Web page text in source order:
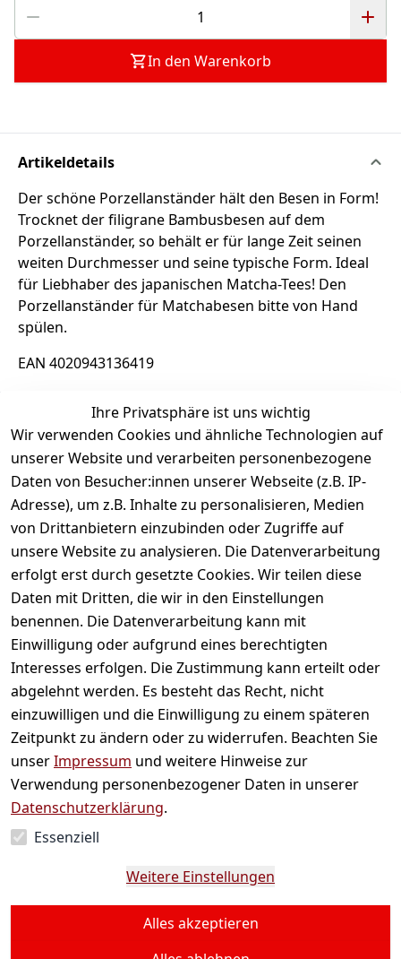
In den Warenkorb
Artikeldetails
Der schöne Porzellanständer hält den Besen in Form!
Trocknet der filigrane Bambusbesen auf dem
Porzellanständer, so behält er für lange Zeit seinen
weiten Durchmesser und seine typische Form. Ideal
für Liebhaber des japanischen Matcha-Tees! Den
Porzellanständer für Matchabesen bitte von Hand
spülen.
EAN 4020943136419
Rechtliche Informationen
Bambusmatte
3,49 €
Auf Lager
Hinzufügen
Dosierlöffel für
Ihre Privatsphäre ist uns wichtig
Wir verwenden Cookies und ähnliche Technologien auf
unserer Website und verarbeiten personenbezogene
Daten von Besucher:innen unserer Webseite (z.B. IP-
Adresse), um z.B. Inhalte zu personalisieren, Medien
von Drittanbietern einzubinden oder Zugriffe auf
unsere Website zu analysieren. Die Datenverarbeitung
erfolgt erst durch gesetzte Cookies. Wir teilen diese
Daten mit Dritten, die wir in den Einstellungen
benennen. Die Datenverarbeitung kann mit
Einwilligung oder aufgrund eines berechtigten
Interesses erfolgen. Die Zustimmung kann erteilt oder
abgelehnt werden. Es besteht das Recht, nicht
einzuwilligen und die Einwilligung zu einem späteren
Zeitpunkt zu ändern oder zu widerrufen. Beachten Sie
unserImpressum und weitere Hinweise zur
Verwendung personenbezogener Daten in unserer
Datenschutzerklärung.
Essenziell
Weitere Einstellungen
Alles akzeptieren